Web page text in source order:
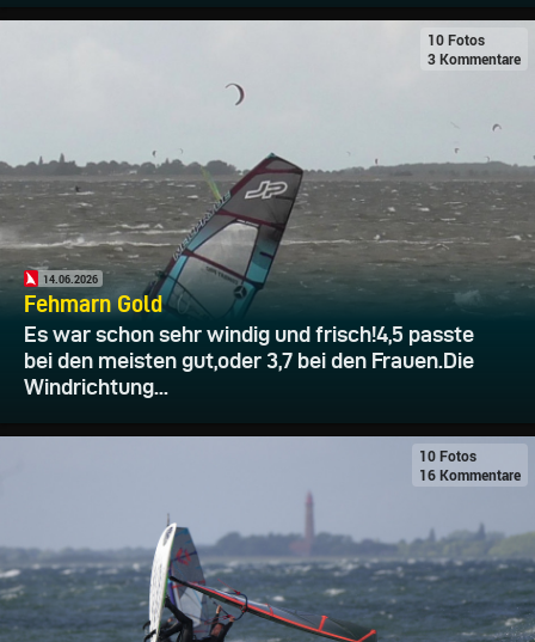
10 Fotos
3 Kommentare
14.06.2026
Fehmarn Gold
Es war schon sehr windig und frisch!4,5 passte
bei den meisten gut,oder 3,7 bei den Frauen.Die
Windrichtung...
10 Fotos
16 Kommentare